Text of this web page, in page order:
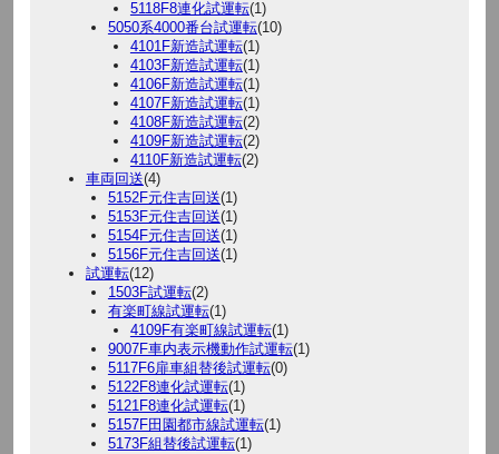
5118F8連化試運転(1)
5050系4000番台試運転(10)
4101F新造試運転(1)
4103F新造試運転(1)
4106F新造試運転(1)
4107F新造試運転(1)
4108F新造試運転(2)
4109F新造試運転(2)
4110F新造試運転(2)
車両回送(4)
5152F元住吉回送(1)
5153F元住吉回送(1)
5154F元住吉回送(1)
5156F元住吉回送(1)
試運転(12)
1503F試運転(2)
有楽町線試運転(1)
4109F有楽町線試運転(1)
9007F車内表示機動作試運転(1)
5117F6扉車組替後試運転(0)
5122F8連化試運転(1)
5121F8連化試運転(1)
5157F田園都市線試運転(1)
5173F組替後試運転(1)